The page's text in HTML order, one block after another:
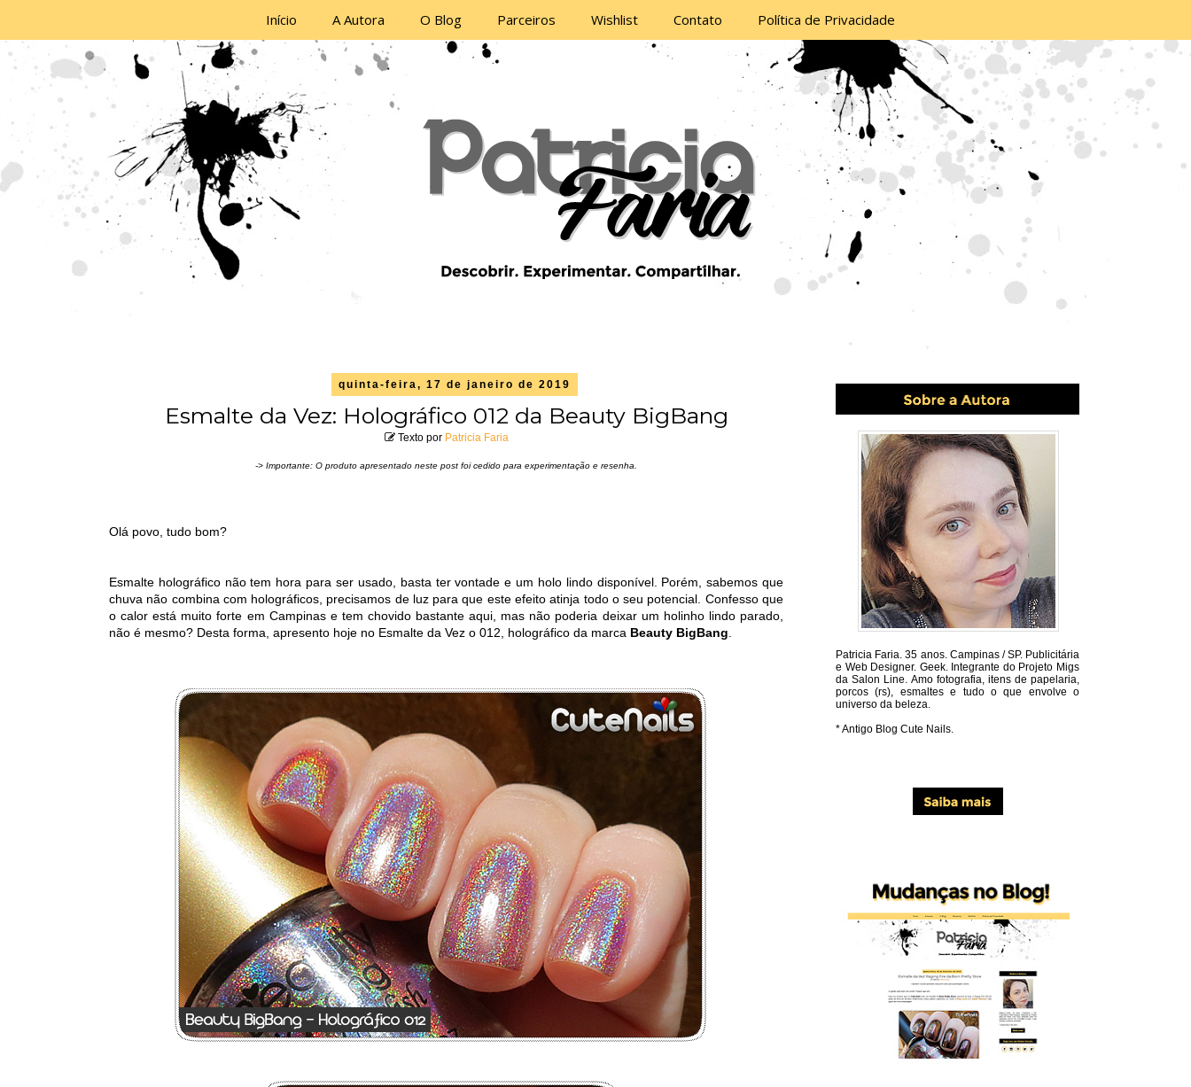
Início A Autora O Blog Parceiros Wishlist Contato Política de Privacidade
quinta-feira, 17 de janeiro de 2019
Esmalte da Vez: Holográfico 012 da Beauty BigBang
Texto por Patricia Faria
-> Importante: O produto apresentado neste post foi cedido para experimentação e resenha.
Olá povo, tudo bom?
Esmalte holográfico não tem hora para ser usado, basta ter vontade e um holo lindo disponível. Porém, sabemos que
chuva não combina com holográficos, precisamos de luz para que este efeito atinja todo o seu potencial. Confesso que
o calor está muito forte em Campinas e tem chovido bastante aqui, mas não poderia deixar um holinho lindo parado,
não é mesmo? Desta forma, apresento hoje no Esmalte da Vez o 012, holográfico da marca Beauty BigBang
Patricia Faria.35 anos. Campinas / SP. Publicitária
e Web Designer. Geek. Integrante do Projeto Migs
da Salon Line. Amo fotografia, itens de papelaria,
porcos (rs), esmaltes e tudo o que envolve o
universo da beleza.
* Antigo Blog Cute Nails.